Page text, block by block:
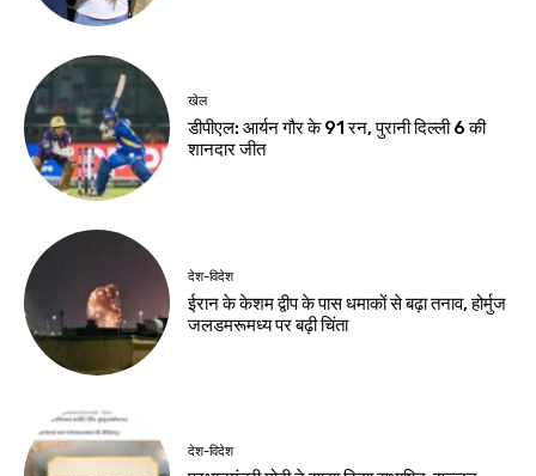
खेल
डीपीएल: आर्यन गौर के 91 रन, पुरानी दिल्ली 6 की
शानदार जीत
देश-विदेश
ईरान के केशम द्वीप के पास धमाकों से बढ़ा तनाव, होर्मुज
जलडमरूमध्य पर बढ़ी चिंता
देश-विदेश